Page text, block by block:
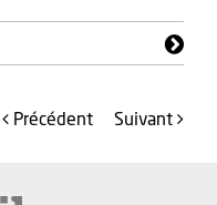
précédent suivant